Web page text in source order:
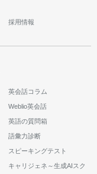
採用情報
英会話コラム
Weblio英会話
英語の質問箱
語彙力診断
スピーキングテスト
キャリジェネ～生成AIスク